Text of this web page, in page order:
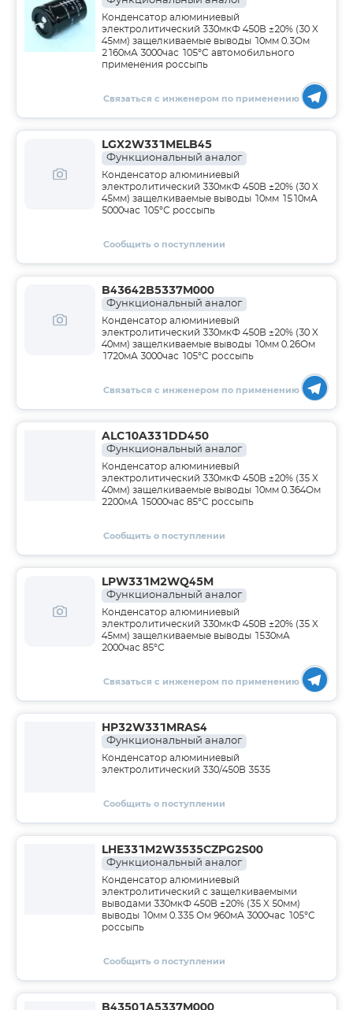
Конденсатор алюминиевый
электролитический 330мкФ 450В ±20% (30 X
45мм) защелкиваемые выводы 10мм 0.3Ом
2160мА 3000час 105°С автомобильного
применения россыпь
Связаться с инженером по применению
LGX2W331MELB45
Функциональный аналог
Конденсатор алюминиевый
электролитический 330мкФ 450В ±20% (30 X
45мм) защелкиваемые выводы 10мм 1510мА
5000час 105°С россыпь
Сообщить о поступлении
B43642B5337M000
Функциональный аналог
Конденсатор алюминиевый
электролитический 330мкФ 450В ±20% (30 X
40мм) защелкиваемые выводы 10мм 0.26Ом
1720мА 3000час 105°С россыпь
Связаться с инженером по применению
ALC10A331DD450
Функциональный аналог
Конденсатор алюминиевый
электролитический 330мкФ 450В ±20% (35 X
40мм) защелкиваемые выводы 10мм 0.364Ом
2200мА 15000час 85°С россыпь
Сообщить о поступлении
LPW331M2WQ45M
Функциональный аналог
Конденсатор алюминиевый
электролитический 330мкФ 450В ±20% (35 X
45мм) защелкиваемые выводы 1530мА
2000час 85°С
Связаться с инженером по применению
HP32W331MRAS4
Функциональный аналог
Конденсатор алюминиевый
электролитический 330/450В 3535
Сообщить о поступлении
LHE331M2W3535CZPG2S00
Функциональный аналог
Конденсатор алюминиевый
электролитический с защелкиваемыми
выводами 330мкФ 450В ±20% (35 X 50мм)
выводы 10мм 0.335 Ом 960мА 3000час 105°С
россыпь
Сообщить о поступлении
B43501A5337M000